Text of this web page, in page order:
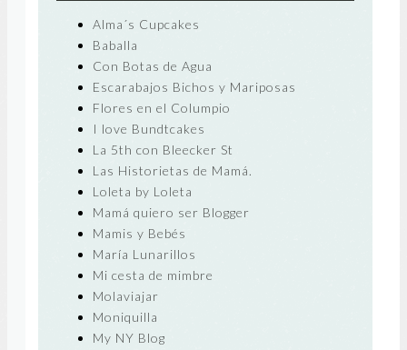
Alma´s Cupcakes
Baballa
Con Botas de Agua
Escarabajos Bichos y Mariposas
Flores en el Columpio
I love Bundtcakes
La 5th con Bleecker St
Las Historietas de Mamá.
Loleta by Loleta
Mamá quiero ser Blogger
Mamis y Bebés
María Lunarillos
Mi cesta de mimbre
Molaviajar
Moniquilla
My NY Blog